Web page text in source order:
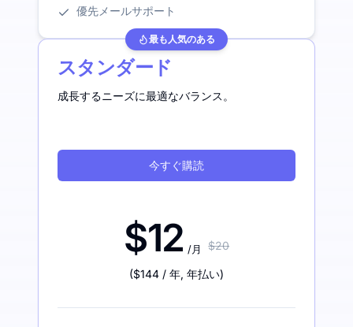
優先メールサポート
最も人気のある
スタンダード
成長するニーズに最適なバランス。
今すぐ購読
$12 /月 $20
($144 / 年, 年払い)